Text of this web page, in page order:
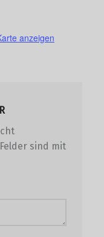
anzeigen
sind mit